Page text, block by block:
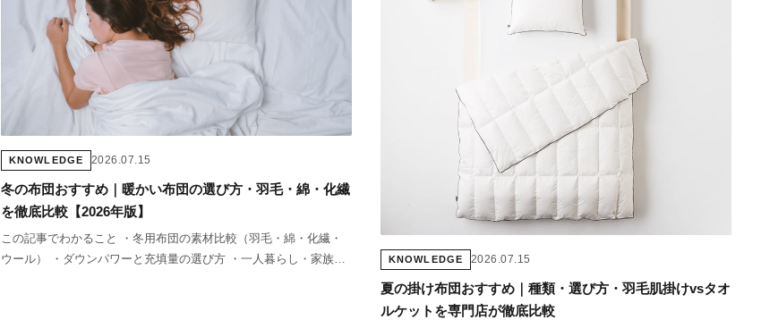
KNOWLEDGE 2026.07.15
冬の布団おすすめ｜暖かい布団の選び方・羽毛・綿・化繊
を徹底比較【2026年版】
この記事でわかること ・冬用布団の素材比較（羽毛・綿・化繊・
ウール） ・ダウンパワーと充填量の選び方 ・一人暮らし・家族向
KNOWLEDGE 2026.07.15
夏の掛け布団おすすめ｜種類・選び方・羽毛肌掛けvsタオ
ルケットを専門店が徹底比較